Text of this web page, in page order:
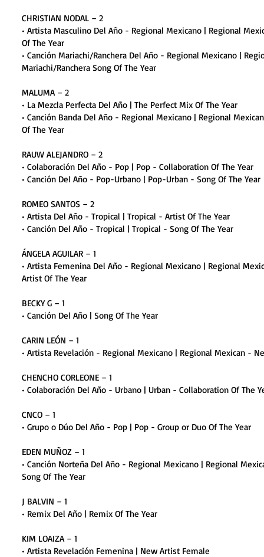
CHRISTIAN NODAL – 2
• Artista Masculino Del Año - Regional Mexicano | Regional
Of The Year
• Canción Mariachi/Ranchera Del Año - Regional Mexicano |
Mariachi/Ranchera Song Of The Year
MALUMA – 2
• La Mezcla Perfecta Del Año | The Perfect Mix Of The Year
• Canción Banda Del Año - Regional Mexicano | Regional
Of The Year
RAUW ALEJANDRO – 2
• Colaboración Del Año - Pop | Pop - Collaboration Of The Year
• Canción Del Año - Pop-Urbano | Pop-Urban - Song Of The Year
ROMEO SANTOS – 2
• Artista Del Año - Tropical | Tropical - Artist Of The Year
• Canción Del Año - Tropical | Tropical - Song Of The Year
ÁNGELA AGUILAR – 1
• Artista Femenina Del Año - Regional Mexicano | Regional
Artist Of The Year
BECKY G – 1
• Canción Del Año | Song Of The Year
CARIN LEÓN – 1
• Artista Revelación - Regional Mexicano | Regional Mexican -
CHENCHO CORLEONE – 1
• Colaboración Del Año - Urbano | Urban - Collaboration Of The
CNCO – 1
• Grupo o Dúo Del Año - Pop | Pop - Group or Duo Of The Year
EDEN MUÑOZ – 1
• Canción Norteña Del Año - Regional Mexicano | Regional
Song Of The Year
J BALVIN – 1
• Remix Del Año | Remix Of The Year
KIM LOAIZA – 1
• Artista Revelación Femenina | New Artist Female